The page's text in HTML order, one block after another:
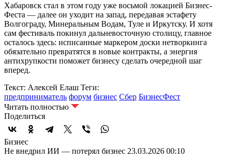
Хабаровск стал в этом году уже восьмой локацией Бизнес-
Феста — далее он уходит на запад, передавая эстафету
Волгограду, Минеральным Водам, Туле и Иркутску. И хотя
сам фестиваль покинул дальневосточную столицу, главное
осталось здесь: исписанные маркером доски нетворкинга
обязательно превратятся в новые контракты, а энергия
антихрупкости поможет бизнесу сделать очередной шаг
вперед.
Текст: Алексей Елаш Теги:
предприниматель форум бизнес Сбер БизнесФест
Читать полностью
Поделиться
Бизнес
Не внедрил ИИ — потерял бизнес 23.03.2026 00:10